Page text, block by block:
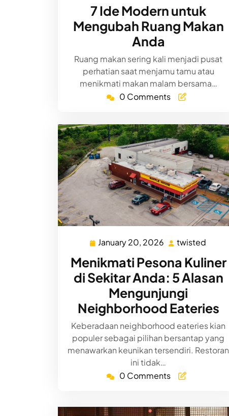
2026
7 Ide Modern untuk
Mengubah Ruang Makan
Anda
Ruang makan sering kali menjadi pusat
perhatian saat menjamu tamu atau
menikmati makan malam bersama…
0 Comments
January 20, 2026 January
2026
twisted
Menikmati Pesona Kuliner
di Sekitar Anda: 5 Alasan
Mengunjungi
Neighborhood Eateries
Keberadaan neighborhood eateries kian
populer sebagai pilihan bersantap yang
menawarkan keunikan tersendiri. Restoran
ini tidak…
0 Comments